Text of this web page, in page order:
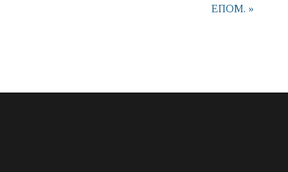
ΕΠΟΜ. »